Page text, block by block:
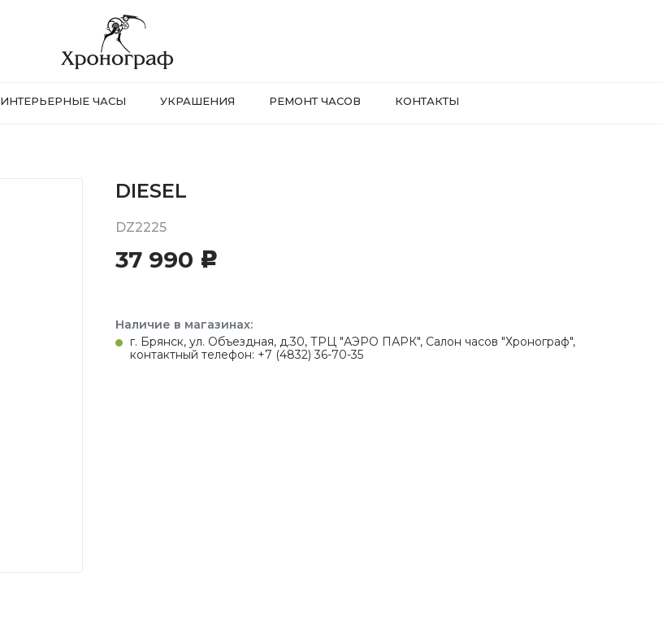
ИНТЕРЬЕРНЫЕ ЧАСЫ УКРАШЕНИЯ РЕМОНТ ЧАСОВ КОНТАКТЫ
DIESEL
DZ2225
37 990 c
Наличие в магазинах:
г. Брянск, ул. Объездная, д.30, ТРЦ "АЭРО ПАРК", Салон часов "Хронограф",
контактный телефон: +7 (4832) 36-70-35